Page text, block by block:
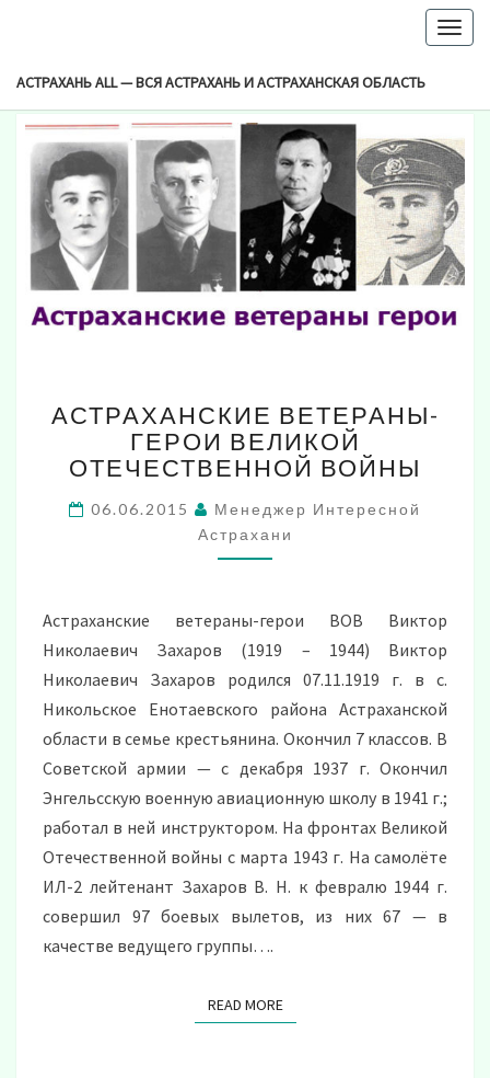
АСТРАХАНЬ ALL — ВСЯ АСТРАХАНЬ И АСТРАХАНСКАЯ ОБЛАСТЬ
Рубрика:Люди Астрахани
ВЕТЕРАНЫ-
ГЕРОИ
ВЕЛИКОЙ
ВОЙНЫ
АСТРАХАНСКИЕ ВЕТЕРАНЫ-
ГЕРОИ ВЕЛИКОЙ
ОТЕЧЕСТВЕННОЙ ВОЙНЫ
06.06.2015
Менеджер Интересной
Астрахани
Астраханские ветераны-герои ВОВ Виктор
Николаевич Захаров (1919 – 1944) Виктор
Николаевич Захаров родился 07.11.1919 г. в с.
Никольское Енотаевского района Астраханской
области в семье крестьянина. Окончил 7 классов. В
Советской армии — с декабря 1937 г. Окончил
Энгельсскую военную авиационную школу в 1941 г.;
работал в ней инструктором. На фронтах Великой
Отечественной войны с марта 1943 г. На самолёте
ИЛ-2 лейтенант Захаров В. Н. к февралю 1944 г.
совершил 97 боевых вылетов, из них 67 — в
качестве ведущего группы….
READ MOREREAD MORE